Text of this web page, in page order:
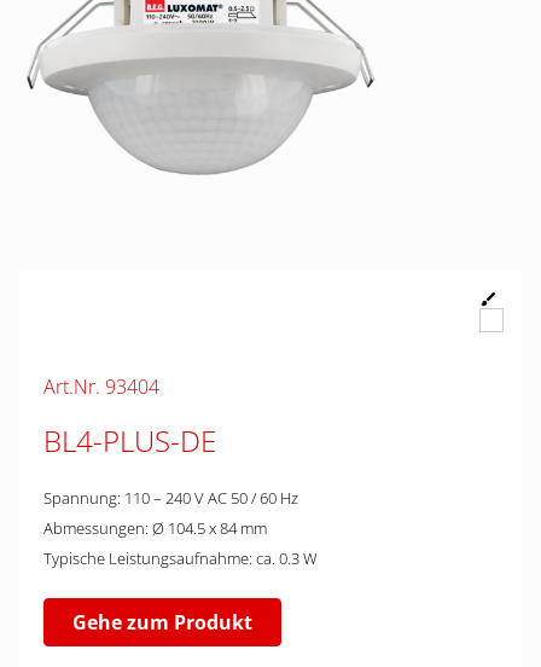
Art.Nr. 93404
BL4-PLUS-DE
Spannung: 110 – 240 V AC 50 / 60 Hz
Abmessungen: Ø 104.5 x 84 mm
Typische Leistungsaufnahme: ca. 0.3 W
Gehe zum Produkt